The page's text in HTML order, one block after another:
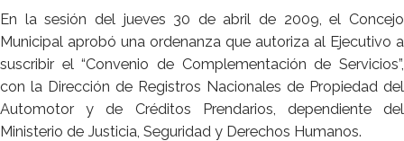
En la sesión del jueves 30 de abril de 2009, el Concejo
Municipal aprobó una ordenanza que autoriza al Ejecutivo a
suscribir el “Convenio de Complementación de Servicios”,
con la Dirección de Registros Nacionales de Propiedad del
Automotor y de Créditos Prendarios, dependiente del
Ministerio de Justicia, Seguridad y Derechos Humanos.